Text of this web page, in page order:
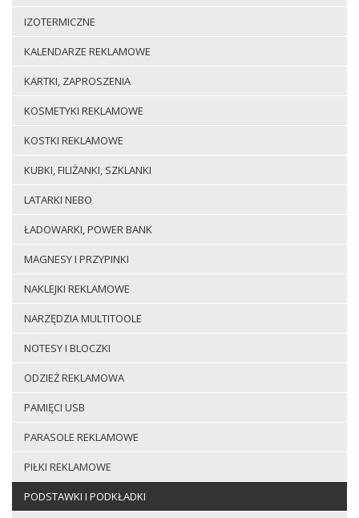
IZOTERMICZNE
KALENDARZE REKLAMOWE
KARTKI, ZAPROSZENIA
KOSMETYKI REKLAMOWE
KOSTKI REKLAMOWE
KUBKI, FILIŻANKI, SZKLANKI
LATARKI NEBO
ŁADOWARKI, POWER BANK
MAGNESY I PRZYPINKI
NAKLEJKI REKLAMOWE
NARZĘDZIA MULTITOOLE
NOTESY I BLOCZKI
ODZIEŻ REKLAMOWA
PAMIĘCI USB
PARASOLE REKLAMOWE
PIŁKI REKLAMOWE
PODSTAWKI I PODKŁADKI